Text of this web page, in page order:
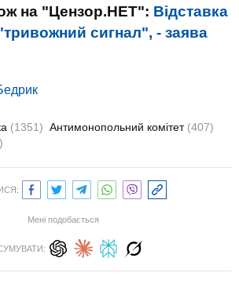
на "Цензор.НЕТ": Відставка
сигнал", - заява
(1351) Антимонопольний комітет (407)
Мені подобається